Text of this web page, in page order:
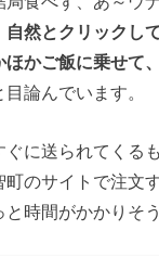
自然とクリックし
ほかご飯に乗せて
目論んでいます。
に送られてくる
のサイトで注文
時間がかかりそう